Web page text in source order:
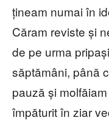
țineam numai în
Căram reviste și
de pe urma
săptămâni, până
pauză și
împăturit în ziar